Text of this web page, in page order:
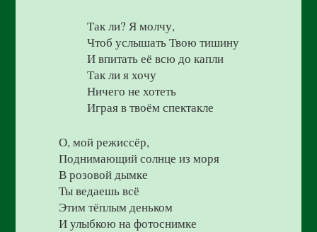
Так ли? Я молчу,
Чтоб услышать Твою тишину
И впитать её всю до капли
Так ли я хочу
Ничего не хотеть
Играя в твоём спектакле
О, мой режиссёр,
Поднимающий солнце из моря
В розовой дымке
Ты ведаешь всё
Этим тёплым деньком
И улыбкою на фотоснимке